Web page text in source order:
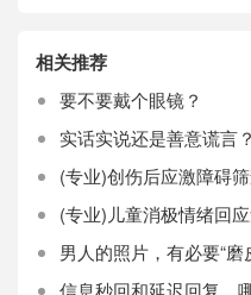
相关推荐
要不要戴个眼镜？
实话实说还是善意谎言？
(专业)创伤后应激障碍
(专业)儿童消极情绪回
男人的照片，有必要“磨
信息秒回和延迟回复，